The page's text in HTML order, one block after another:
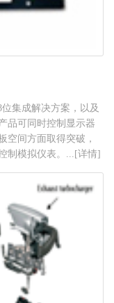
集成解决方案，以及
品可同时控制显示器
空间方面取得突破，
制模拟仪表。...[详情]